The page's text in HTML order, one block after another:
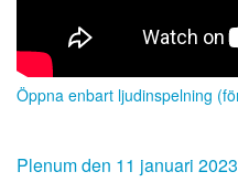
Öppna enbart ljudinspelning
Plenum den 11 januari